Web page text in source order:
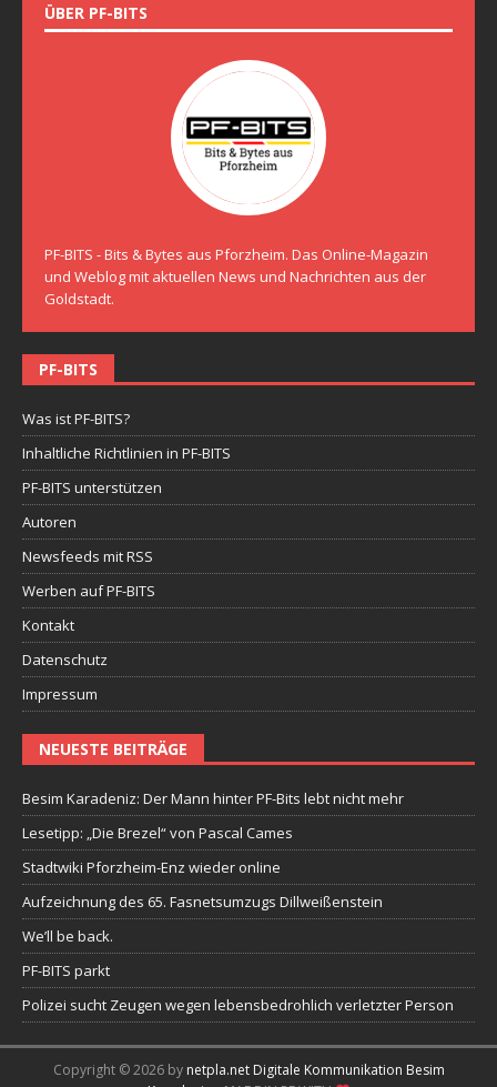
ÜBER PF-BITS
PF-BITS - Bits & Bytes aus Pforzheim. Das Online-Magazin
und Weblog mit aktuellen News und Nachrichten aus der
Goldstadt.
PF-BITS
Was ist PF-BITS?
Inhaltliche Richtlinien in PF-BITS
PF-BITS unterstützen
Autoren
Newsfeeds mit RSS
Werben auf PF-BITS
Kontakt
Datenschutz
Impressum
NEUESTE BEITRÄGE
Besim Karadeniz: Der Mann hinter PF-Bits lebt nicht mehr
Lesetipp: „Die Brezel“ von Pascal Cames
Stadtwiki Pforzheim-Enz wieder online
Aufzeichnung des 65. Fasnetsumzugs Dillweißenstein
We’ll be back.
PF-BITS parkt
Polizei sucht Zeugen wegen lebensbedrohlich verletzter Person
Copyright © 2026 by netpla.net Digitale Kommunikation Besim